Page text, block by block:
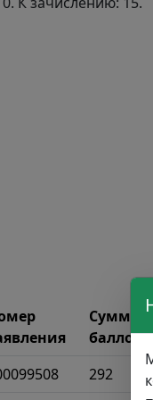
Сумма
баллов
292